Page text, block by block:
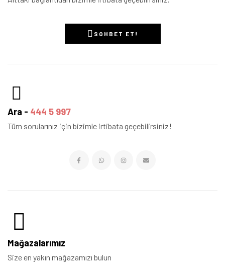
SOHBET ET!
Ara - 444 5 997
Tüm sorularınız için bizimle irtibata geçebilirsiniz!
Mağazalarımız
Size en yakın mağazamızı bulun